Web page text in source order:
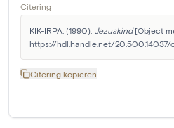
Citering
KIK-IRPA. (1990). Jezuskind [Object
https://hdl.handle.net/20.500.14037/
Citering kopiëren